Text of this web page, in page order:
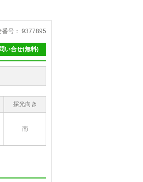
番号： 9377895
い合せ(無料)
採光向き
南